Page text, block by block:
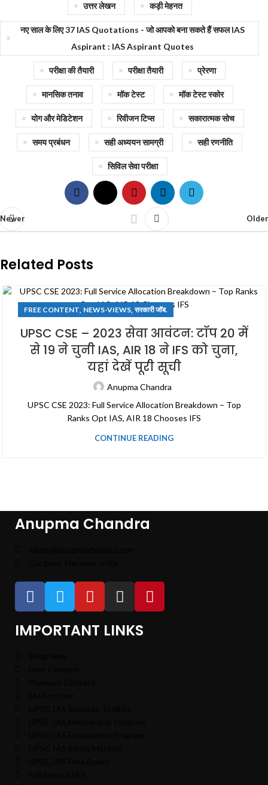
उत्तर लेखन कड़ी मेहनत
नए साल के लिए 37 IAS Quotations - जो आपको बना सकते हैं सफल IAS
Aspirant : IAS Aspirant Quotes
परीक्षा की तैयारी परीक्षा तैयारी प्रेरणा
मानसिक तनाव मॉक टेस्ट मॉक टेस्ट स्कोर
योग और मेडिटेशन रिवीजन टिप्स सकारात्मक सोच
समय प्रबंधन सही अध्ययन सामग्री सही रणनीति
सिविल सेवा परीक्षा
Newer Older
Related Posts
FREE CONTENT, NEWS-VIEWS, सरकारी जॉब.
UPSC CSE – 2023 सेवा आवंटन: टॉप 20 में
से 19 ने चुनी IAS, AIR 18 ने IFS को चुना,
यहां देखें पूरी सूची
Anupma Chandra
UPSC CSE 2023: Full Service Allocation Breakdown – Top
Ranks Opt IAS, AIR 18 Chooses IFS
CONTINUE READING
Anupma Chandra
IMPORTANT LINKS